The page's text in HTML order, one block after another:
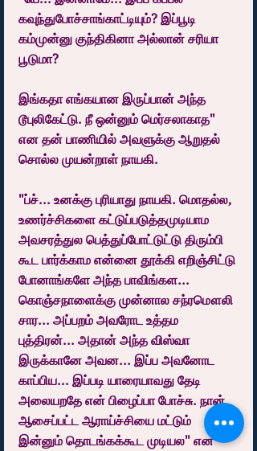
கவுந்துபோச்சாங்காட்டியும்? இப்பூடி
கம்முன்னு குந்திகினா அல்லான் சரியா
பூடுமா?
இங்கதா எங்கயான இருப்பான் அந்த
டூபுலிகேட்டு. நீ ஒன்னும் மெர்சலாகாத"
என தன் பாணியில் அவளுக்கு ஆறுதல்
சொல்ல முயன்றாள் நாயகி.
"ப்ச்... உனக்கு புரியாது நாயகி. மொதல்ல,
உணர்ச்சிகளை கட்டுப்படுத்தமுடியாம
அவசரத்துல பெத்துப்போட்டுட்டு திரும்பி
கூட பார்க்காம என்னை தூக்கி எறிஞ்சிட்டு
போனாங்களே அந்த பாவிங்கள...
கொஞ்சநாளைக்கு முன்னால சந்ரமௌலி
சார... அப்பறம் அவரோட உத்தம
புத்திரன்... அதான் அந்த விஸ்வா
இருக்கானே அவன... இப்ப அவனோட
காப்பிய... இப்படி யாரையாவது தேடி
அலையறதே என் பிழைப்பா போச்சு. நான்
ஆசைப்பட்ட ஆராய்ச்சியை மட்டும்
இன்னும் தொடங்கக்கூட முடியல" என